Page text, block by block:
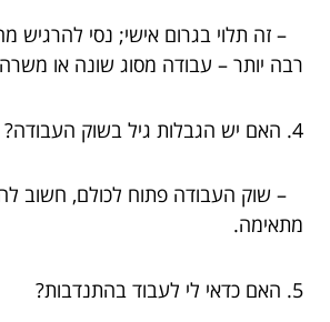
– זה תלוי בגרום אישי; נסי להרגיש
רבה יותר – עבודה מסוג שונה או
4. האם יש הגבלות גיל בשוק העבודה?
– שוק העבודה פתוח לכולם, חשוב
מתאימה.
5. האם כדאי לי לעבוד בהתנדבות?